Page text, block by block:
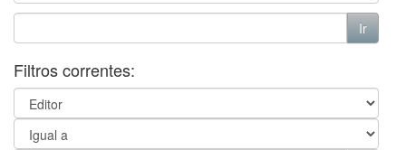
Filtros correntes: